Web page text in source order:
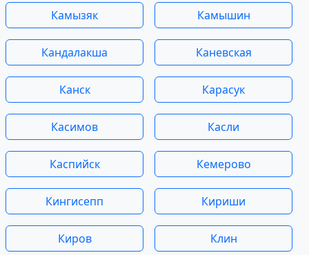
Камызяк Камышин
Кандалакша Каневская
Канск Карасук
Касимов Касли
Каспийск Кемерово
Кингисепп Кириши
Киров Клин